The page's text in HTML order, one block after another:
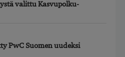
valittu Kasvupolku-
PwC Suomen uudeksi